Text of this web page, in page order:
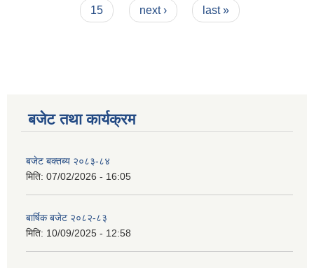
15
next › last »
बजेट तथा कार्यक्रम
बजेट बक्तब्य २०८३-८४
मिति: 07/02/2026 - 16:05
बार्षिक बजेट २०८२-८३
मिति: 10/09/2025 - 12:58